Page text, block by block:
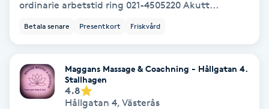
Samtalsterapi
Senioryoga
ordinarie arbetstid ring 021-4505220 Akutt...
Betala senare Presentkort Friskvård
Maggans Massage & Coachning - Hållgatan 4.
Stallhagen
4.8
Hållgatan 4, Västerås